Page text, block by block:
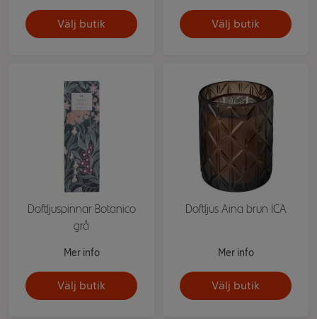
Välj butik Välj butik
Doftljuspinnar Botanico
grå
Mer info
Välj butik
Doftljus Aina brun ICA
Mer info
Välj butik